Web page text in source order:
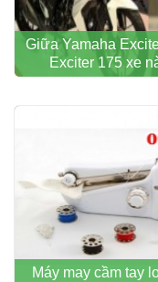
Giữa Yamaha
Exciter 175 xe
Máy may cầm tay